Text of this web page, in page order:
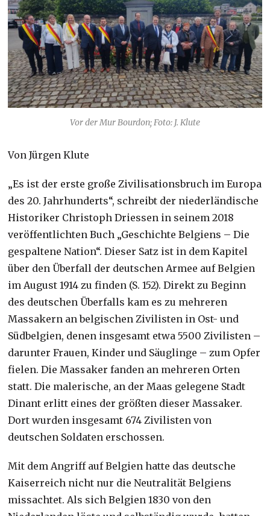
Vor der Mur Bourdon; Foto: J. Klute
Von Jürgen Klute
„Es ist der erste große Zivilisationsbruch im Europa
des 20. Jahrhunderts“, schreibt der niederländische
Historiker Christoph Driessen in seinem 2018
veröffentlichten Buch „Geschichte Belgiens – Die
gespaltene Nation“. Dieser Satz ist in dem Kapitel
über den Überfall der deutschen Armee auf Belgien
im August 1914 zu finden (S. 152). Direkt zu Beginn
des deutschen Überfalls kam es zu mehreren
Massakern an belgischen Zivilisten in Ost- und
Südbelgien, denen insgesamt etwa 5500 Zivilisten –
darunter Frauen, Kinder und Säuglinge – zum Opfer
fielen. Die Massaker fanden an mehreren Orten
statt. Die malerische, an der Maas gelegene Stadt
Dinant erlitt eines der größten dieser Massaker.
Dort wurden insgesamt 674 Zivilisten von
deutschen Soldaten erschossen.
Mit dem Angriff auf Belgien hatte das deutsche
Kaiserreich nicht nur die Neutralität Belgiens
missachtet. Als sich Belgien 1830 von den